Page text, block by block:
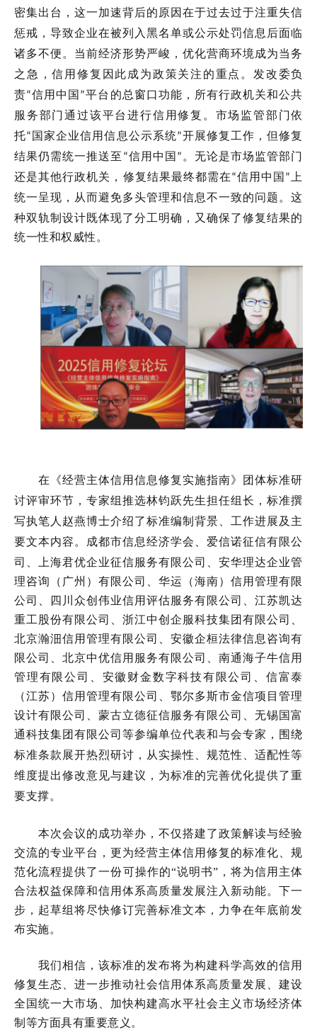
密集出台 ，这一加速背后的原因在于过去过于注重失信
惩戒，导致企业在被列入黑名单或公示处罚信息后面临
诸多不便。当前经济形势严峻，优化营商环境成为当务
之急，信用修复因此成为政策关注的重点。发改委负
责“信用中国 ”平台的总窗口功能，所有行政机关和公共
服务部门通过该平台进行信用修复。市场监管部门依
托“ 国家企业信用信息公示系统”开展修复工作，但修复
结果仍需统一推送至 “信用中国 ”。无论是市场监管部门
还是其他行政机关，修复结果最终都需在“信用中国 ”上
统一呈现， 从而避免多头管理和信息不一致的问题。这
种双轨制设计既体现了分工明确，又确保了修复结果的
统一性和权威性。
在《经营主体信用信息修复实施指南》团体标准研
讨评审环节，专家组推选林钧跃先生担任组长，标准撰
写执笔人赵燕博士介绍了标准编制背景、工作进展及主
要文本内容。
成都市信息经济学会、爱信诺征信有限公
司、上海君优企业征信服务有限公司、安华理达企业管
理咨询（广州）有限公司、华运（海南）信用管理有限
公司、四川众创伟业信用评估服务有限公司、江苏凯达
重工股份有限公司、浙江中创企服科技集团有限公司、
北京瀚沺信用管理有限公司、安徽企桓法律信息咨询有
限公司、北京中优信用服务有限公司、南通海子牛信用
管理有限公司、安徽财金数字科技有限公司、信富泰
（江苏）信用管理有限公司、鄂尔多斯市金信项目管理
设计有限公司、蒙古立德征信服务有限公司、无锡国富
通科技集团有限公司等参编单位代表和与会专家 ， 围绕
标准条款展开热烈研讨，从实操性、规范性、适配性等
维度提出修改意见与建议，为标准的完善优化提供了重
要支撑。
本次会议的成功举办，不仅搭建了政策解读与经验
交流的专业平台，更为经营主体信用修复的标准化、规
范化流程提供了一份可操作的“说明书”，将为信用主体
合法权益保障和信用体系高质量发展注入新动能。下一
步，起草组将尽快修订完善标准文本，力争在年底前发
布实施。
我们相信，该标准的发布将为构建科学高效的信用
修复生态、进一步推动社会信用体系高质量发展、建设
全国统一大市场、加快构建高水平社会主义市场经济体
制等方面具有重要意义。